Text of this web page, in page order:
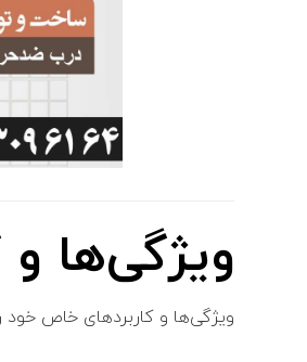
ویژگی‌ها و
ویژگی‌ها و کاربردهای خاص خود